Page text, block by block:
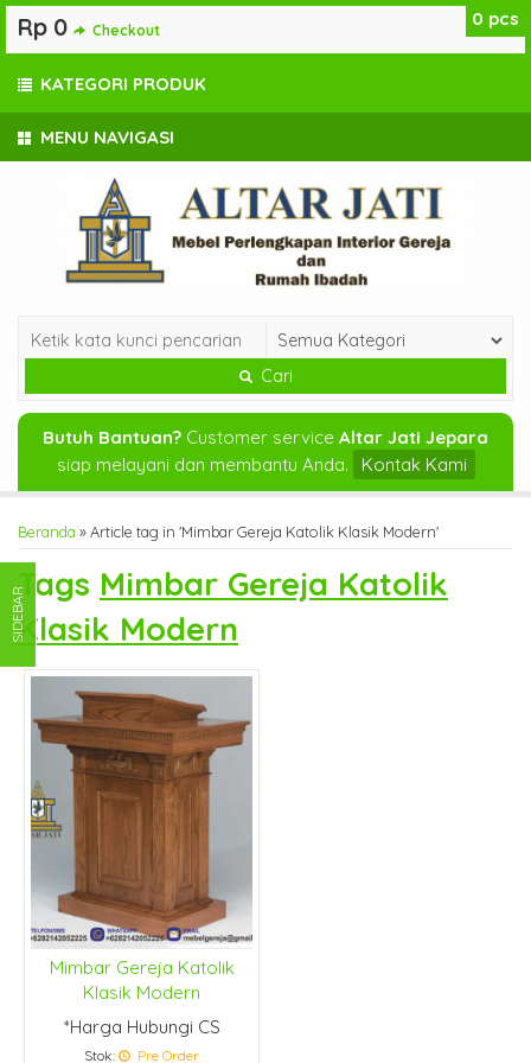
MENU NAVIGASI
Cari
Butuh Bantuan? Customer service Altar Jati Jepara
siap melayani dan membantu Anda.
Kontak Kami
Beranda »Article tag in 'Mimbar Gereja Katolik Klasik Modern'
Tags Mimbar Gereja Katolik
Klasik Modern
Mimbar Gereja Katolik
Klasik Modern
*Harga Hubungi CS
Stok: Pre Order
0 pcs
Rp 0 Checkout
KATEGORI PRODUK
SIDEBAR